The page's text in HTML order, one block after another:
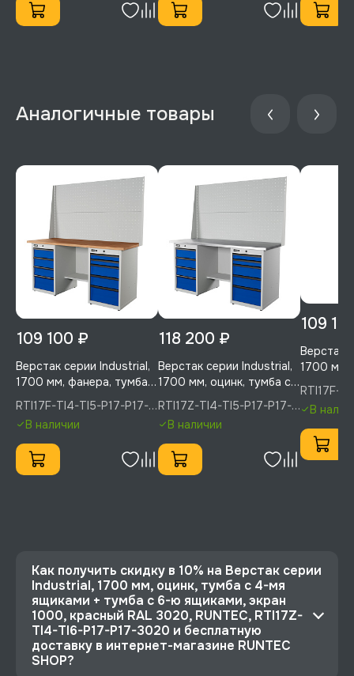
109 100 ₽
Верстак серии Industrial,
1700 мм, фанера, тумба с
4-мя ящиками + тумба с
5-ю ящиками, экран
1000, синий (светло-
серый), RUNTEC, RTI17F-
TI4-TI5-P17-P17-
5005(7035)
RTI17F-TI4-TI5-P17-P17-
5005(7035), RUNTEC
В наличии
118 200 ₽
Верстак серии Industrial,
1700 мм, оцинк, тумба с
4-мя ящиками + тумба с
5-ю ящиками, экран
1000, синий (светло-
серый) R, RUNTEC,
RTI17Z-TI4-TI5-P17-P17-
5005(7035)
RTI17Z-TI4-TI5-P17-P17-
5005(7035), RUNTEC
В наличии
109
Верстак
1700 мм,
4-мя
5-ю
1000,
P17-
RTI17F-
5005,
В
Как получить скидку в 10% на Верстак серии
Industrial, 1700 мм, оцинк, тумба с 4-мя
ящиками + тумба с 6-ю ящиками, экран
1000, красный RAL 3020, RUNTEC, RTI17Z-
TI4-TI6-P17-P17-3020 и бесплатную
доставку в интернет-магазине RUNTEC
SHOP?